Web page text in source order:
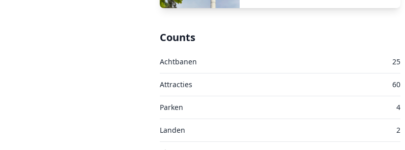
Counts
Achtbanen 25
Attracties 60
Parken 4
Landen 2